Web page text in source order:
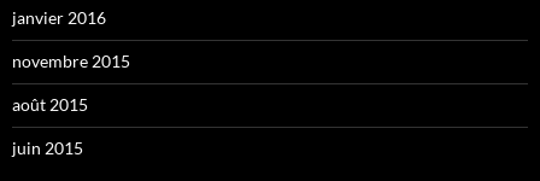
janvier 2016
novembre 2015
août 2015
juin 2015